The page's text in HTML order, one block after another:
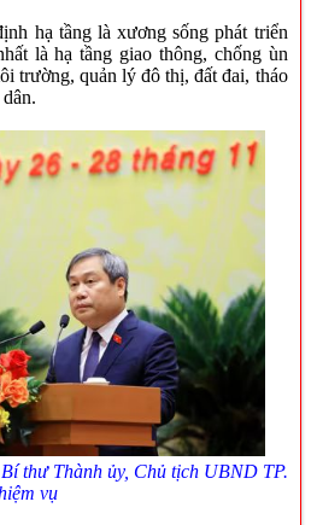
hạ tầng là xương sống phát triển
là hạ tầng giao thông, chống ùn
trường, quản lý đô thị, đất đai, tháo
thư Thành ủy, Chủ tịch UBND TP.
vụ